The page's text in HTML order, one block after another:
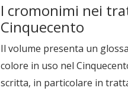
I cromonimi nei
Cinquecento
Il volume presenta un
colore in uso nel
scritta, in particolare in